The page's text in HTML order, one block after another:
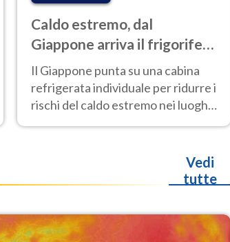
Caldo estremo, dal
Giappone arriva il frigorifero
per esseri umani:
l'invenzione anti-afa che fa
discutere
Il Giappone punta su una cabina
refrigerata individuale per ridurre i
rischi del caldo estremo nei luoghi
Vedi
tutte